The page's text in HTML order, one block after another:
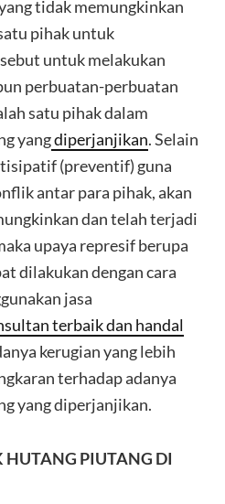
tidak memungkinkan
pihak untuk
untuk melakukan
perbuatan-perbuatan
satu pihak dalam
yangdiperjanjikan. Selain
(preventif) guna
antar para pihak, akan
dan telah terjadi
upaya represif berupa
dilakukan dengan cara
jasa
terbaik dan handal
kerugian yang lebih
terhadap adanya
yang diperjanjikan.
HUTANG PIUTANG DI